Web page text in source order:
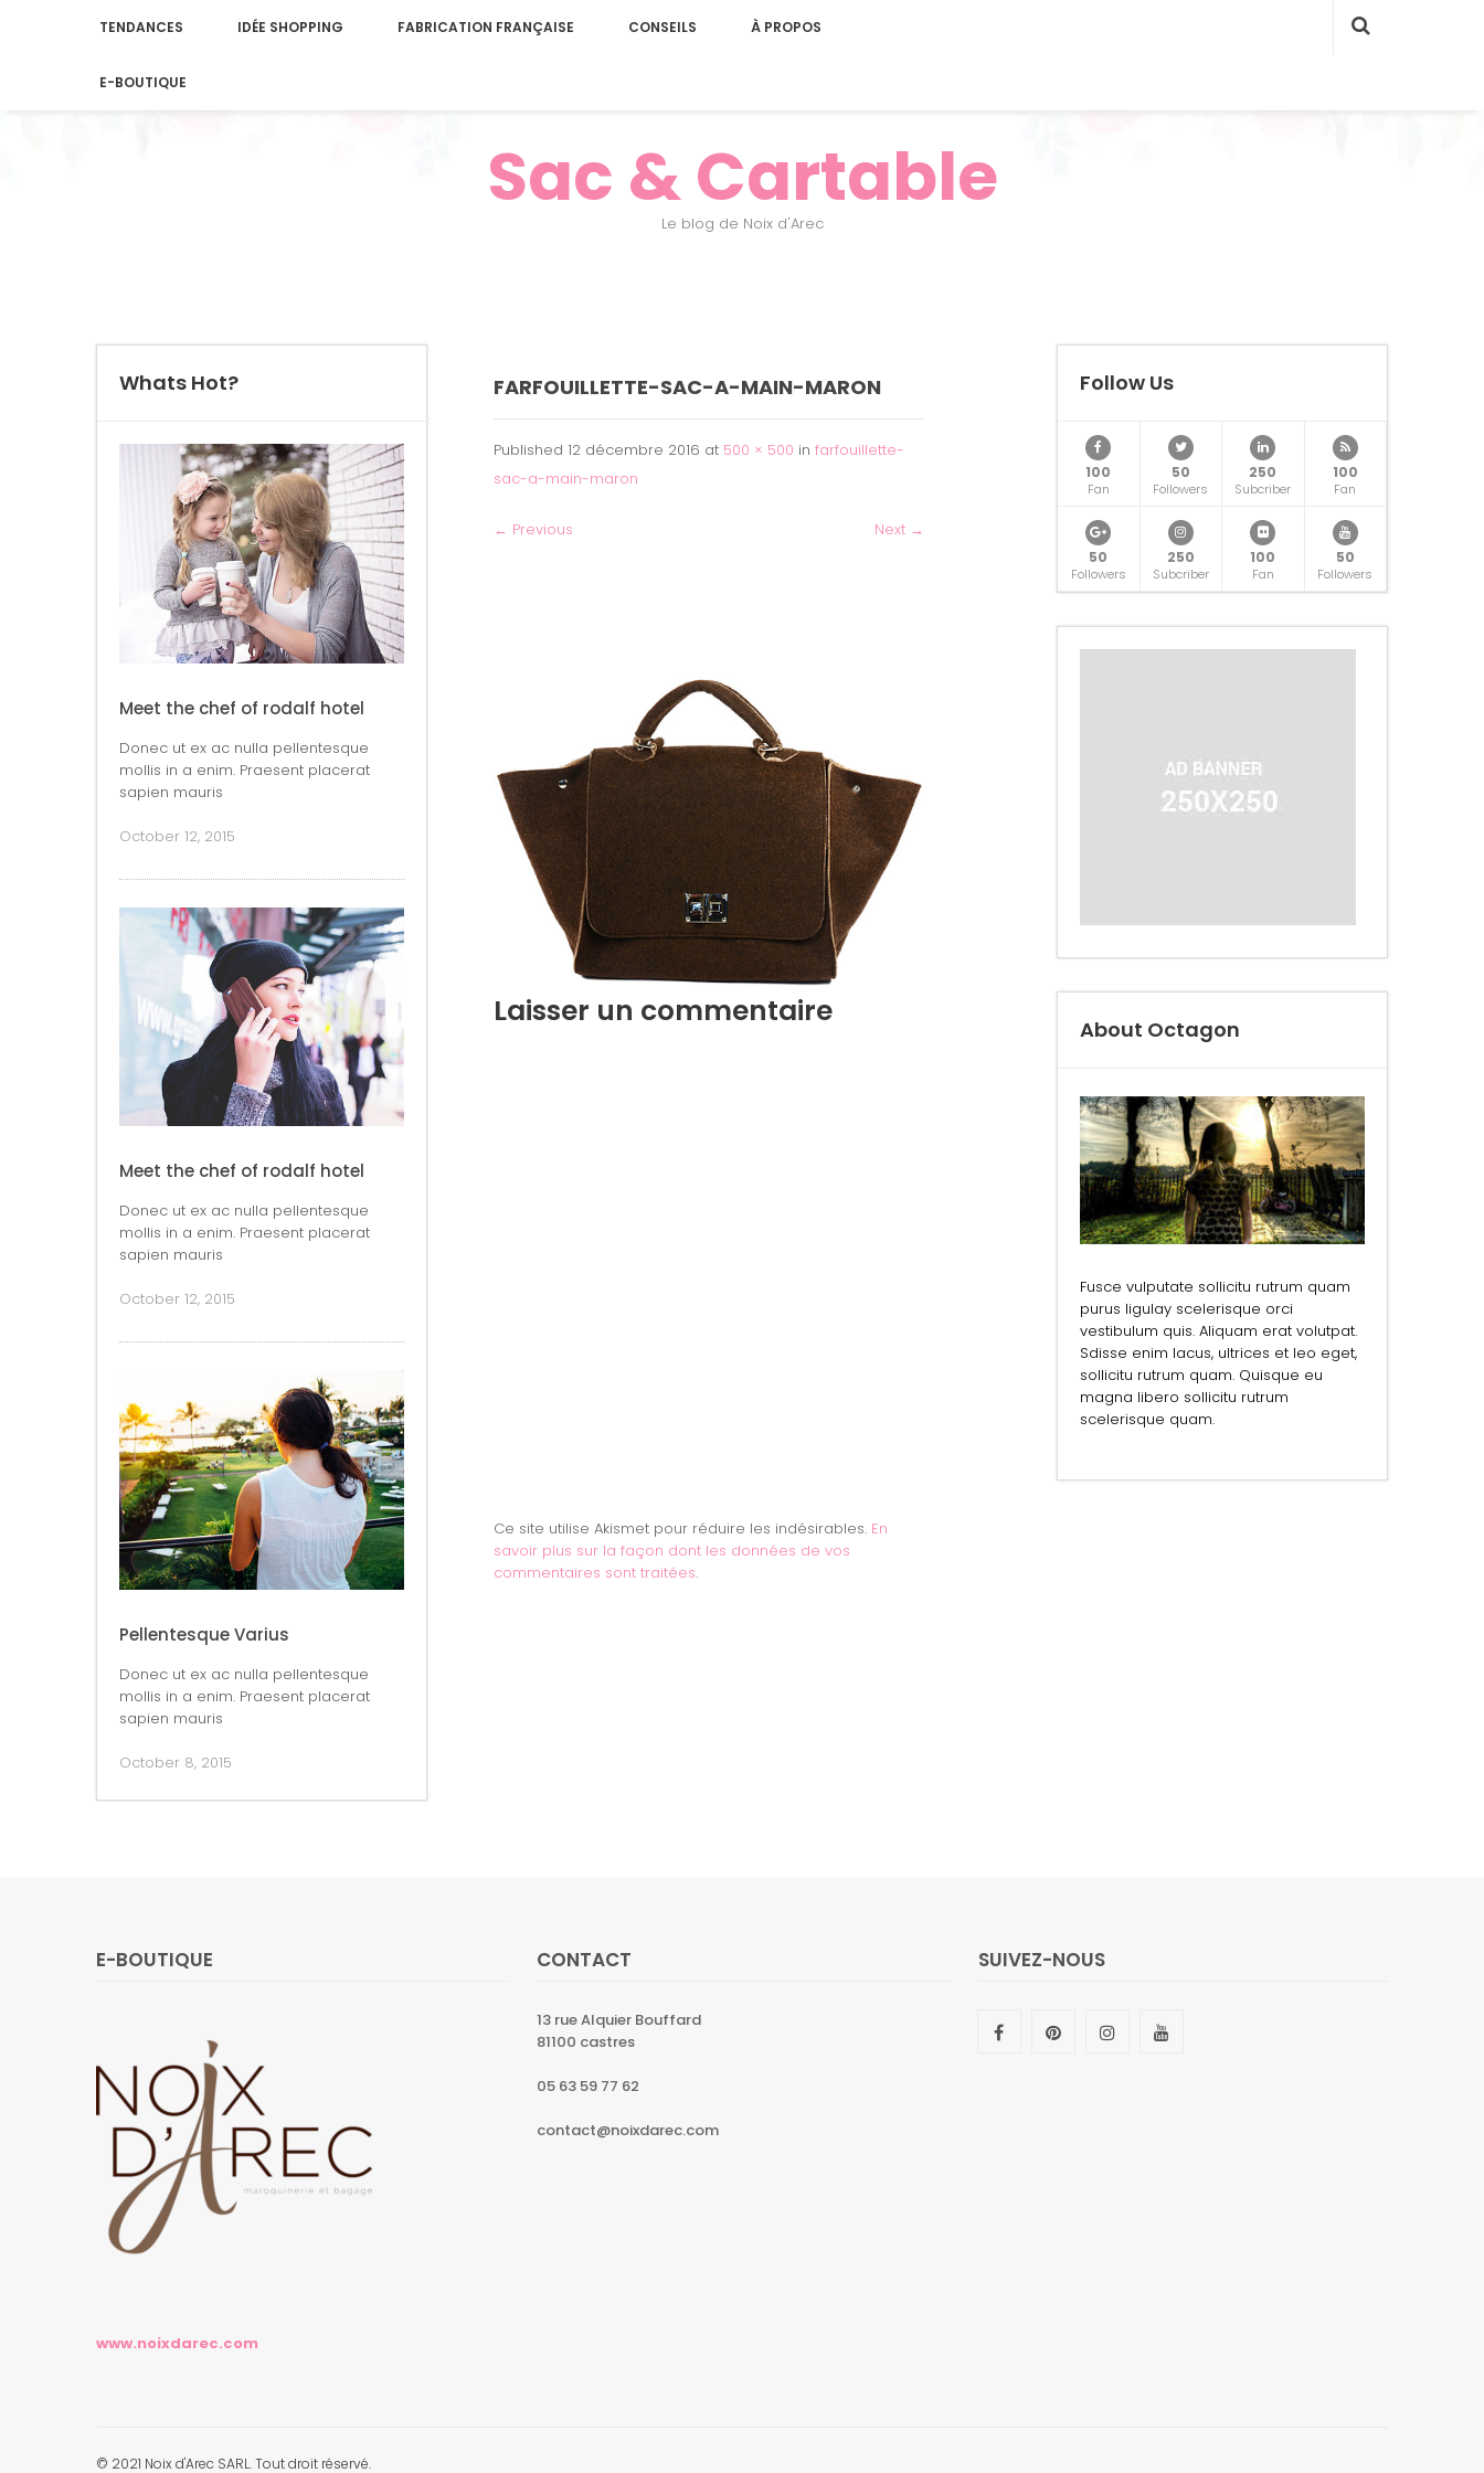
TENDANCES IDÉE SHOPPING FABRICATION FRANÇAISE CONSEILS À PROPOS
E-BOUTIQUE
Sac & Cartable
Le blog de Noix d'Arec
Whats Hot?
Meet the chef of rodalf hotel
Donec ut ex ac nulla pellentesque
mollis in a enim. Praesent placerat
sapien mauris
October 12, 2015
Meet the chef of rodalf hotel
Donec ut ex ac nulla pellentesque
mollis in a enim. Praesent placerat
sapien mauris
October 12, 2015
Pellentesque Varius
Donec ut ex ac nulla pellentesque
mollis in a enim. Praesent placerat
sapien mauris
October 8, 2015
FARFOUILLETTE-SAC-A-MAIN-MARON
Published 12 décembre 2016 at 500 × 500 in farfouillette-
sac-a-main-maron
← Previous Next →
Laisser un commentaire
Ce site utilise Akismet pour réduire les indésirables. En
savoir plus sur la façon dont les données de vos
commentaires sont traitées.
Follow Us
100
Fan
50
Followers
250
Subcriber
100
Fan
50
Followers
250
Subcriber
100
Fan
50
Followers
About Octagon
Fusce vulputate sollicitu rutrum quam
purus ligulay scelerisque orci
vestibulum quis. Aliquam erat volutpat.
Sdisse enim lacus, ultrices et leo eget,
sollicitu rutrum quam. Quisque eu
magna libero sollicitu rutrum
scelerisque quam.
E-BOUTIQUE
www.noixdarec.com
CONTACT
13 rue Alquier Bouffard
81100 castres
05 63 59 77 62
contact@noixdarec.com
SUIVEZ-NOUS
© 2021 Noix d'Arec SARL. Tout droit réservé.